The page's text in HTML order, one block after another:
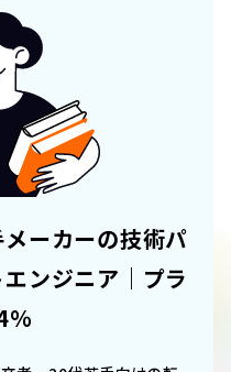
メーカーの技術パ
ンジニア｜プラ
％